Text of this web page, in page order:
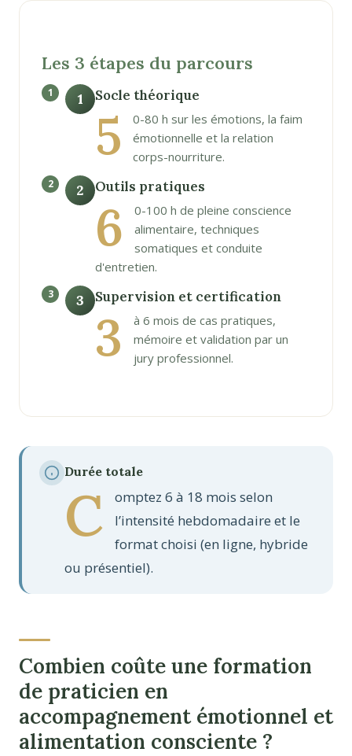
Les 3 étapes du parcours
1 Socle théorique
5
0-80 h sur les émotions, la faim
émotionnelle et la relation
corps-nourriture.
2 Outils pratiques
6
0-100 h de pleine conscience
alimentaire, techniques
somatiques et conduite
d'entretien.
3 Supervision et certification
3
à 6 mois de cas pratiques,
mémoire et validation par un
jury professionnel.
Durée totale
C
omptez 6 à 18 mois selon
l’intensité hebdomadaire et le
format choisi (en ligne, hybride
ou présentiel).
Combien coûte une formation
de praticien en
accompagnement émotionnel et
alimentation consciente ?